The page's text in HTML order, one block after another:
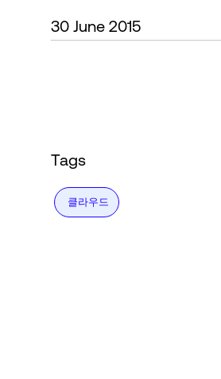
Language
30 June 2015
Tags
클라우드